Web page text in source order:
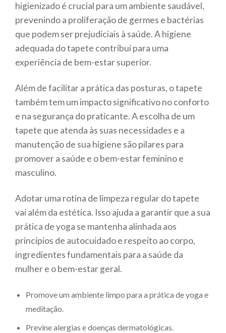
higienizado é crucial para um ambiente saudável,
prevenindo a proliferação de germes e bactérias
que podem ser prejudiciais à saúde. A higiene
adequada do tapete contribui para uma
experiência de bem-estar superior.
Além de facilitar a prática das posturas, o tapete
também tem um impacto significativo no conforto
e na segurança do praticante. A escolha de um
tapete que atenda às suas necessidades e a
manutenção de sua higiene são pilares para
promover a saúde e o bem-estar feminino e
masculino.
Adotar uma rotina de limpeza regular do tapete
vai além da estética. Isso ajuda a garantir que a sua
prática de yoga se mantenha alinhada aos
princípios de autocuidado e respeito ao corpo,
ingredientes fundamentais para a saúde da
mulher e o bem-estar geral.
Promove um ambiente limpo para a prática de yoga e
meditação.
Previne alergias e doenças dermatológicas.